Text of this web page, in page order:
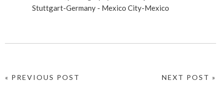
Stuttgart-Germany - Mexico City-Mexico
NEXT POST »
« PREVIOUS POST